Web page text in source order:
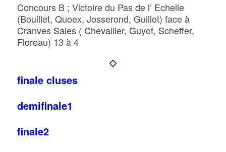
Concours B ; Victoire du Pas de l’ Echelle
(Bouillet, Quoex, Josserond, Guillot) face à
Cranves Sales ( Chevallier, Guyot, Scheffer,
Floreau) 13 à 4
finale cluses
demifinale1
finale2